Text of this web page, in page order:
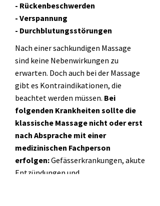
- Rückenbeschwerden
- Verspannung
- Durchblutungsstörungen
Nach einer sachkundigen Massage
sind keine Nebenwirkungen zu
erwarten. Doch auch bei der Massage
gibt es Kontraindikationen, die
beachtet werden müssen. Bei
folgenden Krankheiten sollte die
klassische Massage nicht oder erst
nach Absprache mit einer
medizinischen Fachperson
erfolgen:Gefässerkrankungen, akute
Entzündungen und